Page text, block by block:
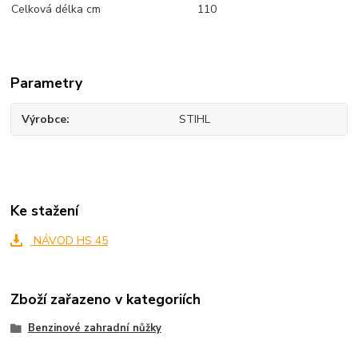
Celková délka cm
110
Parametry
Výrobce STIHL
Ke stažení
NÁVOD HS 45
Zboží zařazeno v kategoriích
Benzinové zahradní nůžky